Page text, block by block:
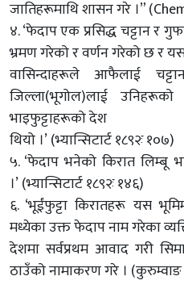
जातिहरूमाथि शासन गरे ।”
४. ‘फेदाप एक प्रसिद्ध चट्टान र
भ्रमण गरेको र वर्णन गरेको छ र
वासिन्दाहरूले आफैलाई
जिल्ला(भूगोल)लाई
भाइफुट्टाहरूको देश
थियो ।’ (भ्यान्सिटार्ट १८९२ः १०७)
५. ‘फेदाप भनेको किरात लिम्बू
।’ (भ्यान्सिटार्ट १८९२ः १४६)
६. ‘भूईंफुट्टा किरातहरू यस
मध्येका उक्त फेदाप नाम गरेका
देशमा सर्वप्रथम आवाद गरी
ठाउँको नामाकरण गरे । (कुरुम्वाङ